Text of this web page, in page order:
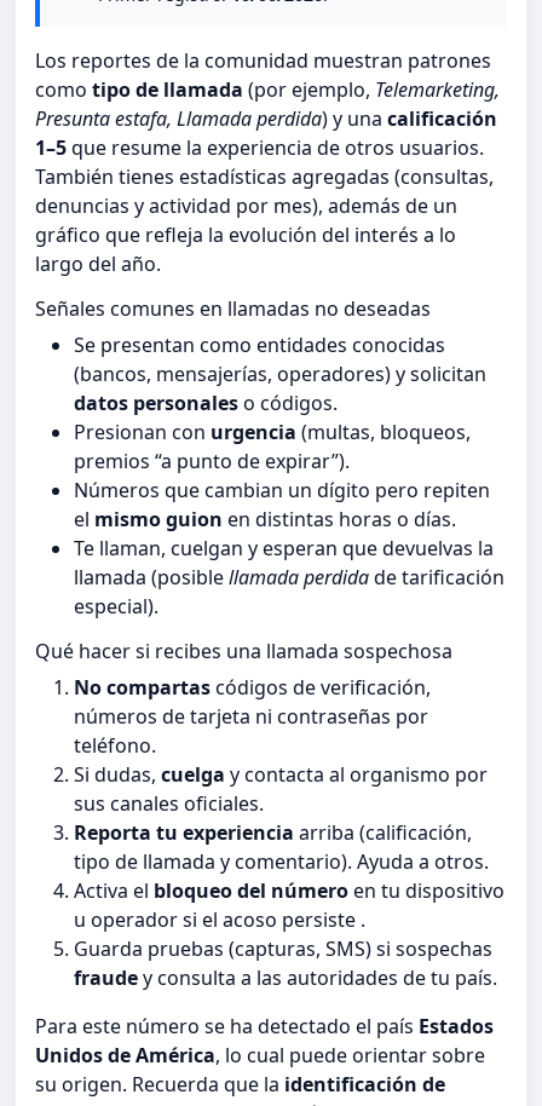
Los reportes de la comunidad muestran patrones
como tipo de llamada (por ejemplo, Telemarketing,
Presunta estafa, Llamada perdida) y una calificación
1–5que resume la experiencia de otros usuarios.
También tienes estadísticas agregadas (consultas,
denuncias y actividad por mes), además de un
gráfico que refleja la evolución del interés a lo
largo del año.
Señales comunes en llamadas no deseadas
Se presentan como entidades conocidas
(bancos, mensajerías, operadores) y solicitan
datos personaleso códigos.
Presionan con urgencia (multas, bloqueos,
premios “a punto de expirar”).
Números que cambian un dígito pero repiten
el mismo guion en distintas horas o días.
Te llaman, cuelgan y esperan que devuelvas la
llamada (posiblellamada perdidade tarificación
especial).
Qué hacer si recibes una llamada sospechosa
No compartascódigos de verificación,
números de tarjeta ni contraseñas por
teléfono.
Si dudas, cuelga y contacta al organismo por
sus canales oficiales.
Reporta tu experiencia arriba (calificación,
tipo de llamada y comentario). Ayuda a otros.
Activa el bloqueo del númeroen tu dispositivo
u operador si el acoso persiste .
Guarda pruebas (capturas, SMS) si sospechas
fraudey consulta a las autoridades de tu país.
Para este número se ha detectado el país Estados
Unidos de América, lo cual puede orientar sobre
su origen. Recuerda que la identificación de